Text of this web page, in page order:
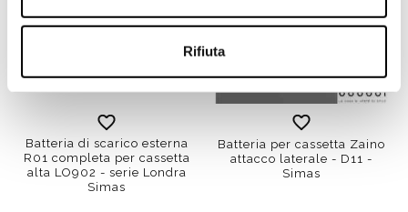
Rifiuta
Batteria di scarico esterna
R01 completa per cassetta
alta LO902 - serie Londra
Simas
Batteria per cassetta Zaino
attacco laterale - D11 -
Simas